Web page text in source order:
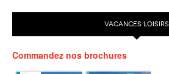
VACANCES LOISIRS
Commandez nos brochures